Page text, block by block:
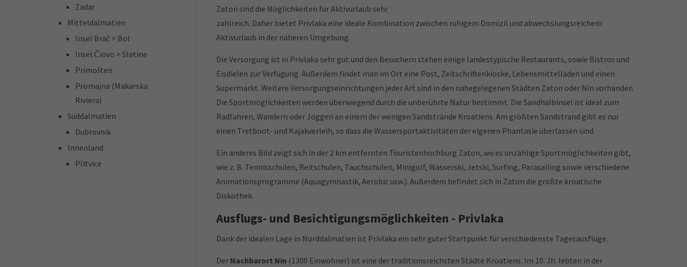
Zaton sind die Möglichkeiten für Aktivurlaub sehr
zahlreich. Daher bietet Privlaka eine ideale Kombination zwischen ruhigem Domizil und abwechslungsreichem
Aktivurlaub in der näheren Umgebung.
Die Versorgung ist in Privlaka sehr gut und den Besuchern stehen einige landestypische Restaurants, sowie Bistros und
Eisdielen zur Verfügung. Außerdem findet man im Ort eine Post, Zeitschriftenkioske, Lebensmittelläden und einen
Supermarkt. Weitere Versorgungseinrichtungen jeder Art sind in den nahegelegenen Städten Zaton oder Nin vorhanden.
Die Sportmöglichkeiten werden überwiegend durch die unberührte Natur bestimmt. Die Sandhalbinsel ist ideal zum
Radfahren, Wandern oder Joggen an einem der wenigen Sandstrände Kroatiens. Am größten Sandstrand gibt es nur
einen Tretboot- und Kajakverleih, so dass die Wassersportaktivitäten der eigenen Phantasie überlassen sind.
Ein anderes Bild zeigt sich in der 2 km entfernten Touristenhochburg Zaton, wo es unzählige Sportmöglichkeiten gibt,
wie z. B. Tennisschulen, Reitschulen, Tauchschulen, Minigolf, Wasserski, Jetski, Surfing, Parasailing sowie verschiedene
Animationsprogramme (Aquagymnastik, Aerobic usw.). Außerdem befindet sich in Zaton die größte kroatische
Diskothek.
Ausflugs- und Besichtigungsmöglichkeiten - Privlaka
Dank der idealen Lage in Norddalmatien ist Privlaka ein sehr guter Startpunkt für verschiedenste Tagesausflüge.
Der Nachbarort Nin (1300 Einwohner) ist eine der traditionsreichsten Städte Kroatiens. Im 10. Jh. lebten in der
Zadar
Mitteldalmatien
Insel Brač > Bol
Insel Čiovo > Slatine
Primošten
Promajna (Makarska
Riviera)
Süddalmatien
Dubrovnik
Innenland
Plitvice